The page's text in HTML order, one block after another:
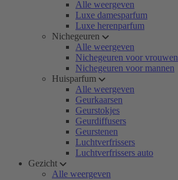
Alle weergeven
Luxe damesparfum
Luxe herenparfum
Nichegeuren
Alle weergeven
Nichegeuren voor vrouwen
Nichegeuren voor mannen
Huisparfum
Alle weergeven
Geurkaarsen
Geurstokjes
Geurdiffusers
Geurstenen
Luchtverfrissers
Luchtverfrissers auto
Gezicht
Alle weergeven